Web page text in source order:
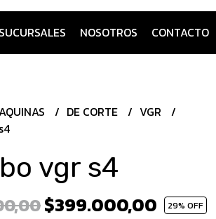
SUCURSALES NOSOTROS CONTACTO
DE CORTE
VGR
vgr s4
$399.000,00 29% OFF